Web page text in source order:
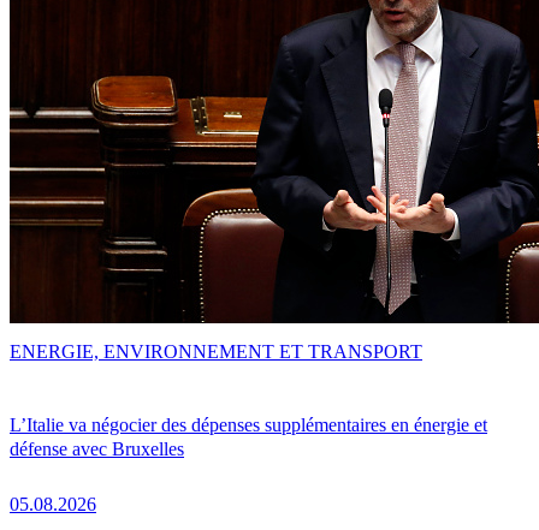
L’Italie va négocier des dépenses supplémentaires en énergie et
défense avec Bruxelles
05.08.2026
ENERGIE, ENVIRONNEMENT ET TRANSPORT